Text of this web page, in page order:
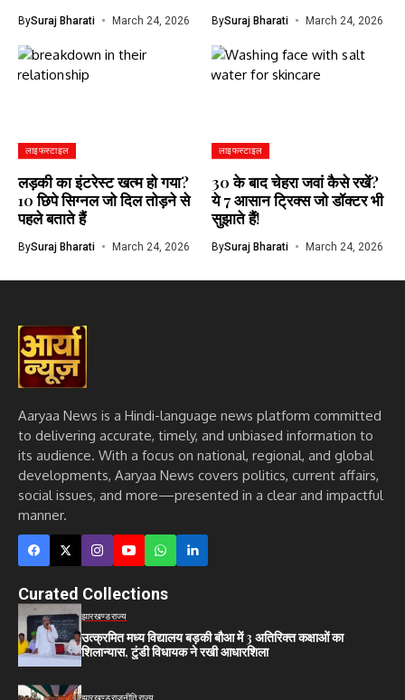
BySuraj Bharati March 24, 2026 BySuraj Bharati March 24, 2026
लाइफस्टाइल
लड़की का इंटरेस्ट खत्म हो गया?
10 छिपे सिग्नल जो दिल तोड़ने से
पहले बताते हैं
BySuraj Bharati March 24, 2026
लाइफस्टाइल
30 के बाद चेहरा जवां कैसे रखें?
ये 7 आसान ट्रिक्स जो डॉक्टर भी
सुझाते हैं!
BySuraj Bharati March 24, 2026
Aaryaa News is a Hindi-language news platform committed
to delivering accurate, timely, and unbiased information to
its audience. With a focus on national, regional, and global
developments, Aaryaa News covers politics, current affairs,
social issues, and more—presented in a clear and impactful
manner.
Curated Collections
झारखण्डराज्य
उत्क्रमित मध्य विद्यालय बड़की बौआ में 3 अतिरिक्त कक्षाओं का
शिलान्यास, टुंडी विधायक ने रखी आधारशिला
झारखण्डराजनीतिराज्य